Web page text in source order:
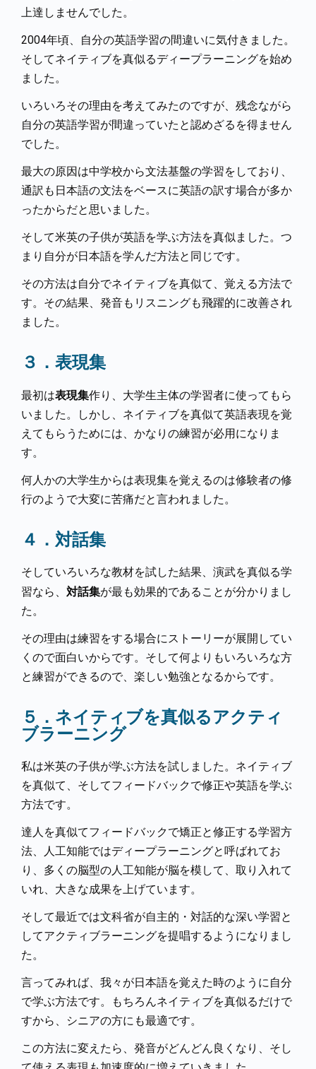
上達しませんでした。
2004年頃、自分の英語学習の間違いに気付きました。
そしてネイティブを真似るディープラーニングを始め
ました。
いろいろその理由を考えてみたのですが、残念ながら
自分の英語学習が間違っていたと認めざるを得ません
でした。
最大の原因は中学校から文法基盤の学習をしており、
通訳も日本語の文法をベースに英語の訳す場合が多か
ったからだと思いました。
そして米英の子供が英語を学ぶ方法を真似ました。つ
まり自分が日本語を学んだ方法と同じです。
その方法は自分でネイティブを真似て、覚える方法で
す。その結果、発音もリスニングも飛躍的に改善され
ました。
３．表現集
最初は表現集作り、大学生主体の学習者に使ってもら
いました。しかし、ネイティブを真似て英語表現を覚
えてもらうためには、かなりの練習が必用になりま
す。
何人かの大学生からは表現集を覚えるのは修験者の修
行のようで大変に苦痛だと言われました。
４．対話集
そしていろいろな教材を試した結果、演武を真似る学
習なら、 対話集が最も効果的であることが分かりまし
た。
その理由は練習をする場合にストーリーが展開してい
くので面白いからです。そして何よりもいろいろな方
と練習ができるので、楽しい勉強となるからです。
５．ネイティブを真似るアクティ
ブラーニング
私は米英の子供が学ぶ方法を試しました。ネイティブ
を真似て、そしてフィードバックで修正や英語を学ぶ
方法です。
達人を真似てフィードバックで矯正と修正する学習方
法、人工知能ではディープラーニングと呼ばれてお
り、多くの脳型の人工知能が脳を模して、取り入れて
いれ、大きな成果を上げています。
そして最近では文科省が自主的・対話的な深い学習と
してアクティブラーニングを提唱するようになりまし
た。
言ってみれば、我々が日本語を覚えた時のように自分
で学ぶ方法です。もちろんネイティブを真似るだけで
すから、シニアの方にも最適です。
この方法に変えたら、発音がどんどん良くなり、そし